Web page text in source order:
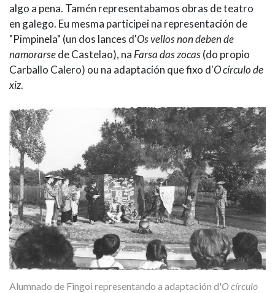
algo a pena. Tamén representabamos obras de teatro
en galego. Eu mesma participei na representación de
"Pimpinela" (un dos lances d'Os vellos non deben de
namorarsede Castelao), na Farsa das zocas(do propio
Carballo Calero) ou na adaptación que fixo d'O círculo de
xiz.
Alumnado de Fingoi representando a adaptación d'O círculo